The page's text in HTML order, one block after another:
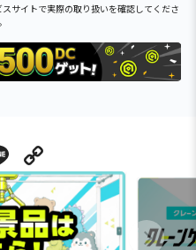
サイトで実際の取り扱いを確認してくださ
Line